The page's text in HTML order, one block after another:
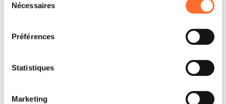
Nécessaires
Préférences
Statistiques
Marketing